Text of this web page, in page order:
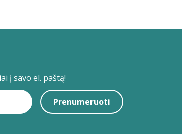
į savo el. paštą!
Prenumeruoti